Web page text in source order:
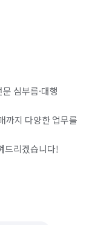
심부름·대행
까지 다양한 업무를
드리겠습니다!